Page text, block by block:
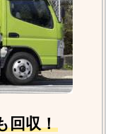
回収！